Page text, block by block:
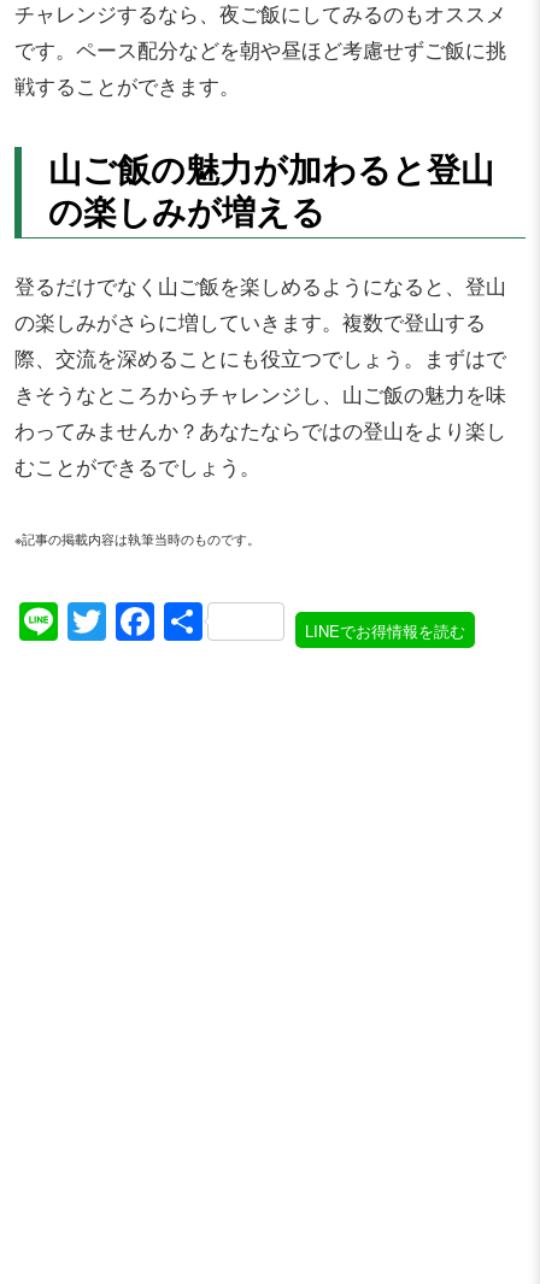
チャレンジするなら、夜ご飯にしてみるのもオススメ
です。ペース配分などを朝や昼ほど考慮せずご飯に挑
戦することができます。
山ご飯の魅力が加わると登山
の楽しみが増える
登るだけでなく山ご飯を楽しめるようになると、登山
の楽しみがさらに増していきます。複数で登山する
際、交流を深めることにも役立つでしょう。まずはで
きそうなところからチャレンジし、山ご飯の魅力を味
わってみませんか？あなたならではの登山をより楽し
むことができるでしょう。
※記事の掲載内容は執筆当時のものです。
LineTwitter
Facebook
共
有
LINEでお得情報を読む